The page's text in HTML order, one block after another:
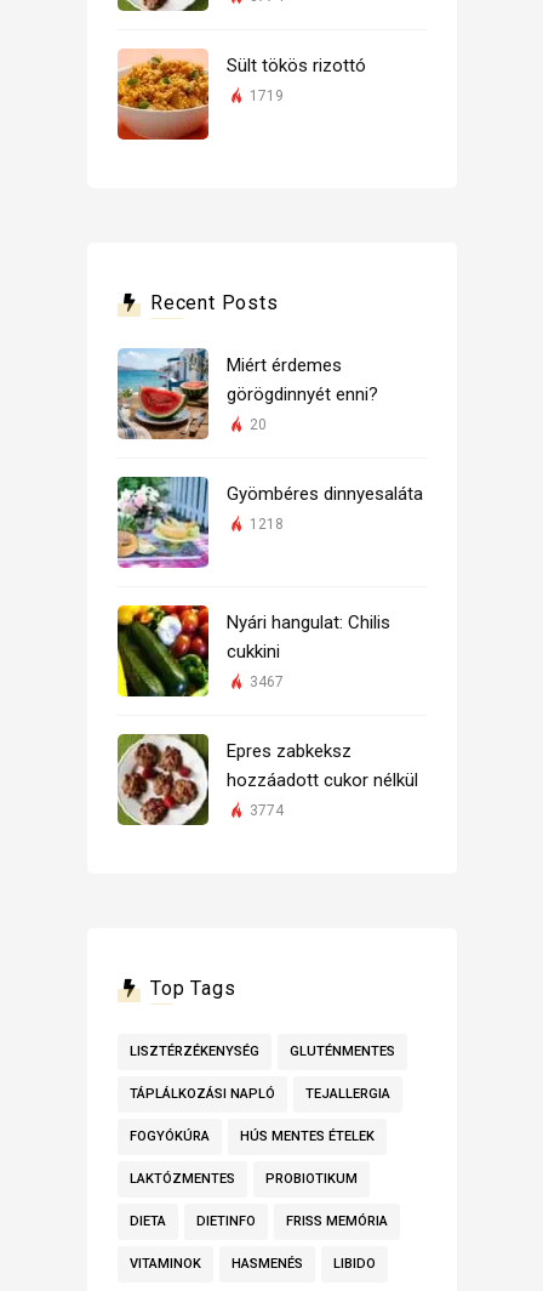
Sült tökös rizottó
1719
Recent Posts
Miért érdemes
görögdinnyét enni?
20
Gyömbéres dinnyesaláta
1218
Nyári hangulat: Chilis
cukkini
3467
Epres zabkeksz
hozzáadott cukor nélkül
3774
Top Tags
LISZTÉRZÉKENYSÉG GLUTÉNMENTES
TÁPLÁLKOZÁSI NAPLÓ TEJALLERGIA
FOGYÓKÚRA HÚS MENTES ÉTELEK
LAKTÓZMENTES PROBIOTIKUM
DIETA DIETINFO FRISS MEMÓRIA
VITAMINOK HASMENÉS LIBIDO